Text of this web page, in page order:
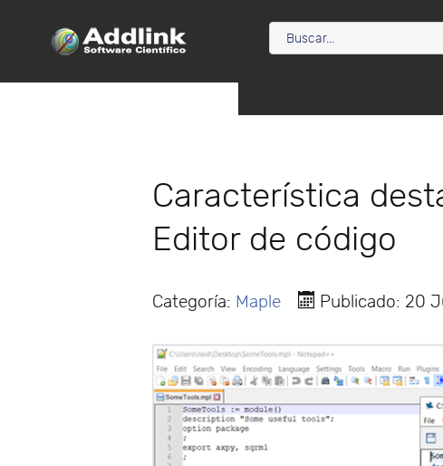
Característica
Editor de código
Categoría: Maple Publicado: 20